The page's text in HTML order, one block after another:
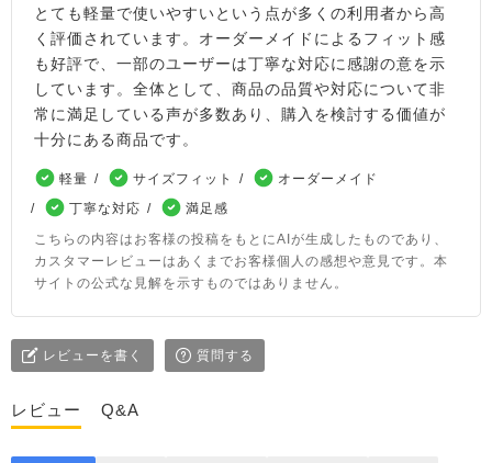
とても軽量で使いやすいという点が多くの利用者から高
く評価されています。オーダーメイドによるフィット感
も好評で、一部のユーザーは丁寧な対応に感謝の意を示
しています。全体として、商品の品質や対応について非
常に満足している声が多数あり、購入を検討する価値が
十分にある商品です。
軽量 サイズフィット
オーダーメイド
丁寧な対応
満足感
こちらの内容はお客様の投稿をもとにAIが生成したものであり、
カスタマーレビューはあくまでお客様個人の感想や意見です。本
サイトの公式な見解を示すものではありません。
レビューを書く 質問する
レビュー Q&A